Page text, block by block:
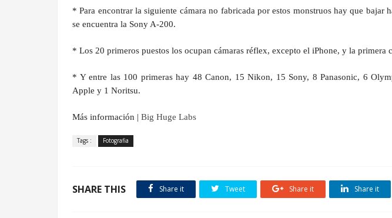
* Para encontrar la siguiente cámara no fabricada por estos monstruos hay que bajar
se encuentra la Sony A-200.
* Los 20 primeros puestos los ocupan cámaras réflex, excepto el iPhone, y la primera
* Y entre las 100 primeras hay 48 Canon, 15 Nikon, 15 Sony, 8 Panasonic, 6
Apple y 1 Noritsu.
Más información | Big Huge Labs
Tags : Fotografia
SHARE THIS Share it Tweet Share it Share it